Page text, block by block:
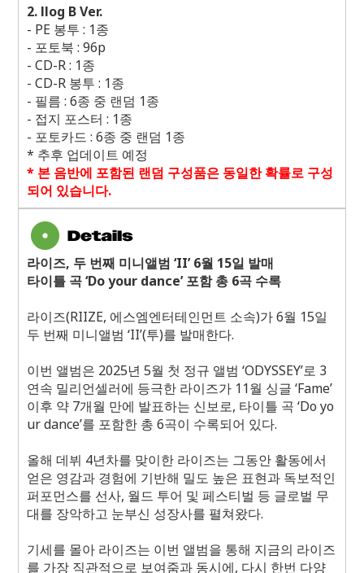
2. llog B Ver.
- PE 봉투 : 1종
- 포토북 : 96p
- CD-R : 1종
- CD-R 봉투 : 1종
- 필름 : 6종 중 랜덤 1종
- 접지 포스터 : 1종
- 포토카드 : 6종 중 랜덤 1종
* 추후 업데이트 예정
* 본 음반에 포함된 랜덤 구성품은 동일한 확률로 구성
되어 있습니다.
라이즈, 두 번째 미니앨범 ‘II’6월 15일 발매
타이틀 곡 ‘Do your dance’ 포함 총6곡 수록
라이즈(RIIZE, 에스엠엔터테인먼트 소속)가6월 15일
두 번째 미니앨범 ‘II’(투)를 발매한다.
이번 앨범은 2025년 5월 첫 정규 앨범 ‘ODYSSEY’로 3
연속 밀리언셀러에 등극한 라이즈가11월 싱글 ‘Fame’
이후 약7개월 만에 발표하는 신보로, 타이틀 곡 ‘Do yo
ur dance’를 포함한 총 6곡이 수록되어 있다.
올해 데뷔 4년차를 맞이한 라이즈는 그동안 활동에서
얻은 영감과 경험에 기반해 밀도 높은 표현과 독보적인
퍼포먼스를 선사, 월드 투어 및 페스티벌 등 글로벌 무
대를 장악하고 눈부신 성장사를 펼쳐왔다.
기세를 몰아 라이즈는 이번 앨범을 통해 지금의 라이즈
를 가장 직관적으로 보여줌과 동시에, 다시 한번 다양